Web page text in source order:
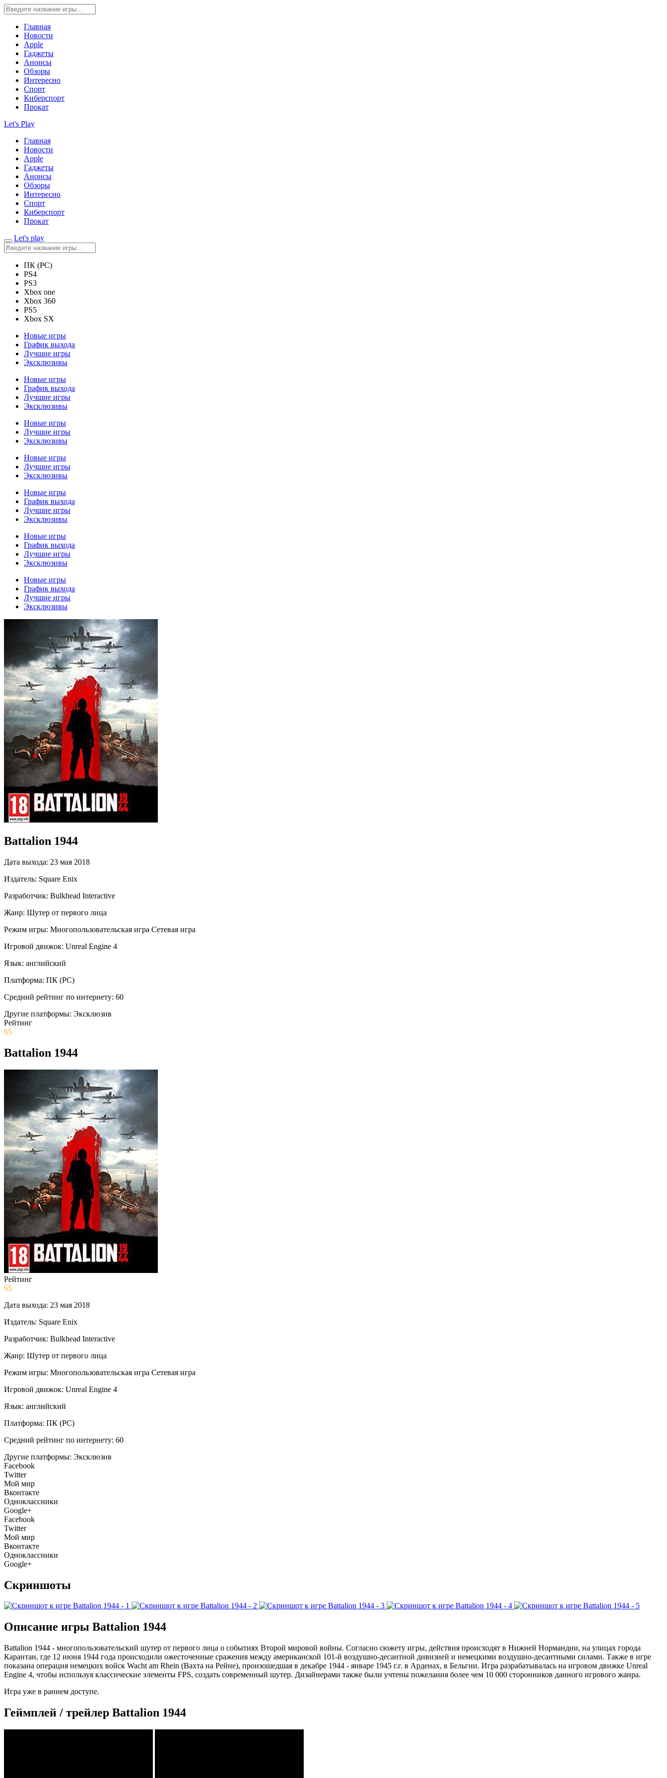
Главная
Новости
Apple
Гаджеты
Анонсы
Обзоры
Интересно
Спорт
Киберспорт
Прокат
Let's Play
Главная
Новости
Apple
Гаджеты
Анонсы
Обзоры
Интересно
Спорт
Киберспорт
Прокат
Let's play
ПК (PC)
PS4
PS3
Xbox one
Xbox 360
PS5
Xbox SX
Новые игры
График выхода
Лучшие игры
Эксклюзивы
Новые игры
График выхода
Лучшие игры
Эксклюзивы
Новые игры
Лучшие игры
Эксклюзивы
Новые игры
Лучшие игры
Эксклюзивы
Новые игры
График выхода
Лучшие игры
Эксклюзивы
Новые игры
График выхода
Лучшие игры
Эксклюзивы
Новые игры
График выхода
Лучшие игры
Эксклюзивы
Battalion 1944
Дата выхода: 23 мая 2018
Издатель: Square Enix
Разработчик: Bulkhead Interactive
Жанр: Шутер от первого лица
Режим игры: Многопользовательская игра Сетевая игра
Игровой движок: Unreal Engine 4
Язык: английский
Платформа: ПК (PC)
Средний рейтинг по интернету: 60
Другие платформы: Эксклюзив
Рейтинг
65
Battalion 1944
Рейтинг
65
Дата выхода: 23 мая 2018
Издатель: Square Enix
Разработчик: Bulkhead Interactive
Жанр: Шутер от первого лица
Режим игры: Многопользовательская игра Сетевая игра
Игровой движок: Unreal Engine 4
Язык: английский
Платформа: ПК (PC)
Средний рейтинг по интернету: 60
Другие платформы: Эксклюзив
Facebook
Twitter
Мой мир
Вконтакте
Одноклассники
Google+
Facebook
Twitter
Мой мир
Вконтакте
Одноклассники
Google+
Скриншоты
Описание игры Battalion 1944
Battalion 1944 - многопользовательский шутер от первого лица о событиях Второй мировой войны. Согласно сюжету игры, действия происходят в Нижней Нормандии, на улицах города
Карантан, где 12 июня 1944 года происходили ожесточенные сражения между американской 101-й воздушно-десантной дивизией и немецкими воздушно-десантными силами. Также в игре
показана операция немецких войск Wacht am Rhein (Вахта на Рейне), произошедшая в декабре 1944 - январе 1945 г.г. в Арденах, в Бельгии. Игра разрабатывалась на игровом движке Unreal
Engine 4, чтобы используя классические элементы FPS, создать современный шутер. Дизайнерами также были учтены пожелания более чем 10 000 сторонников данного игрового жанра.
Игра уже в раннем доступе.
Геймплей / трейлер Battalion 1944